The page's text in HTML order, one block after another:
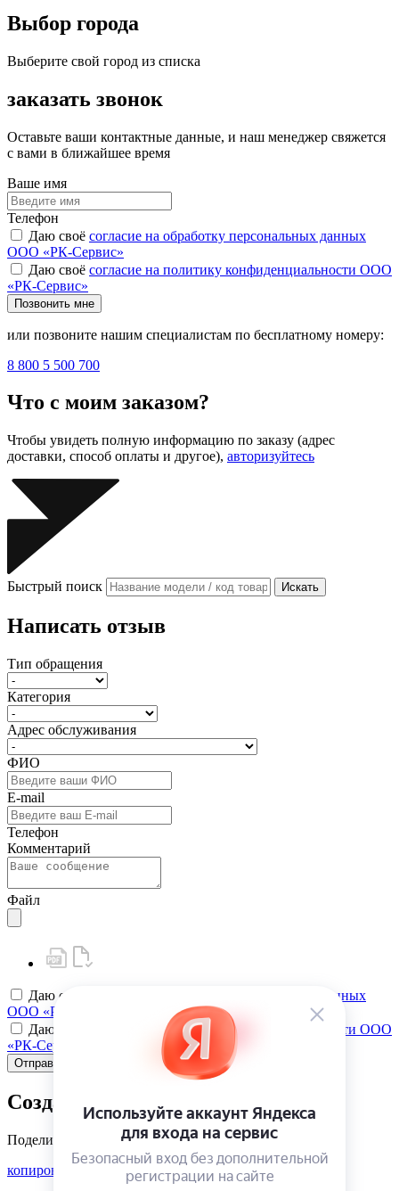
Выбор города
Выберите свой город из списка
заказать звонок
Оставьте ваши контактные данные, и наш менеджер свяжется
с вами в ближайшее время
Ваше имя
Телефон
Даю своё согласие на обработку персональных данных
ООО «РК-Сервис»
Даю своё согласие на политику конфиденциальности ООО
«РК-Сервис»
Позвонить мне
или позвоните нашим специалистам по бесплатному номеру:
8 800 5 500 700
Что с моим заказом?
Чтобы увидеть полную информацию по заказу (адрес
доставки, способ оплаты и другое), авторизуйтесь
Быстрый поиск Искать
Написать отзыв
Тип обращения
Категория
Адрес обслуживания
ФИО
E-mail
Телефон
Комментарий
Файл
Даю своё
согласие на обработку персональных данных
ООО «РК-Сервис»
Даю своё
согласие на политику конфиденциальности ООО
«РК-Сервис»
Отправить
Создать карту клиента
Поделиться
копировать ссылку